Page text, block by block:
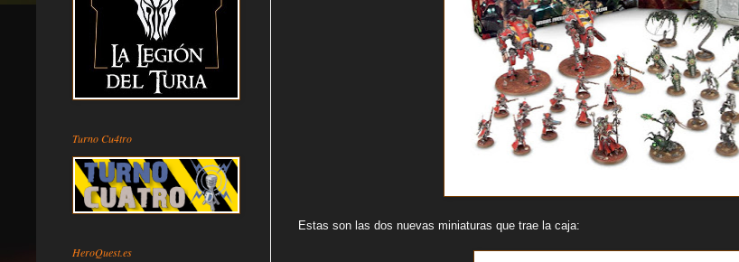
Estas son las dos nuevas miniaturas que trae la caja:
Turno Cu4tro
HeroQuest.es